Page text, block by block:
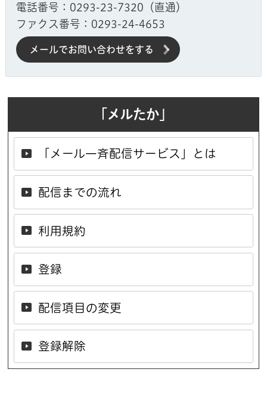
電話番号：0293-23-7320（直通）
ファクス番号：0293-24-4653
メールでお問い合わせをする
「メルたか」
「メール一斉配信サービス」とは
配信までの流れ
利用規約
登録
配信項目の変更
登録解除